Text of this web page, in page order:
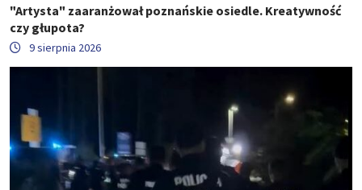
"Artysta" zaaranżował poznańskie osiedle. Kreatywność
czy głupota?
9 sierpnia 2026